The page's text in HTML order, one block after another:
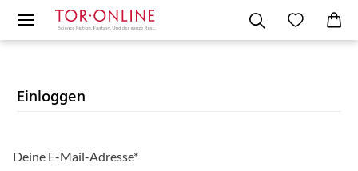
Einloggen
Deine E-Mail-Adresse*